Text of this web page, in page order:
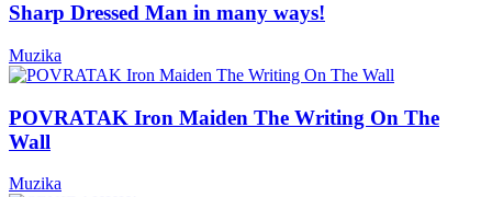
Sharp Dressed Man in many ways!
Muzika
POVRATAK Iron Maiden The Writing On The
Wall
Muzika